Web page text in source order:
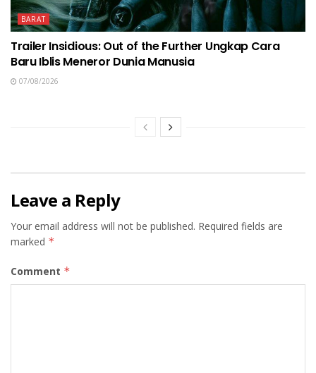
BARAT
Trailer Insidious: Out of the Further Ungkap Cara
Baru Iblis Meneror Dunia Manusia
07/08/2026
Leave a Reply
Your email address will not be published. Required fields are
marked *
Comment *